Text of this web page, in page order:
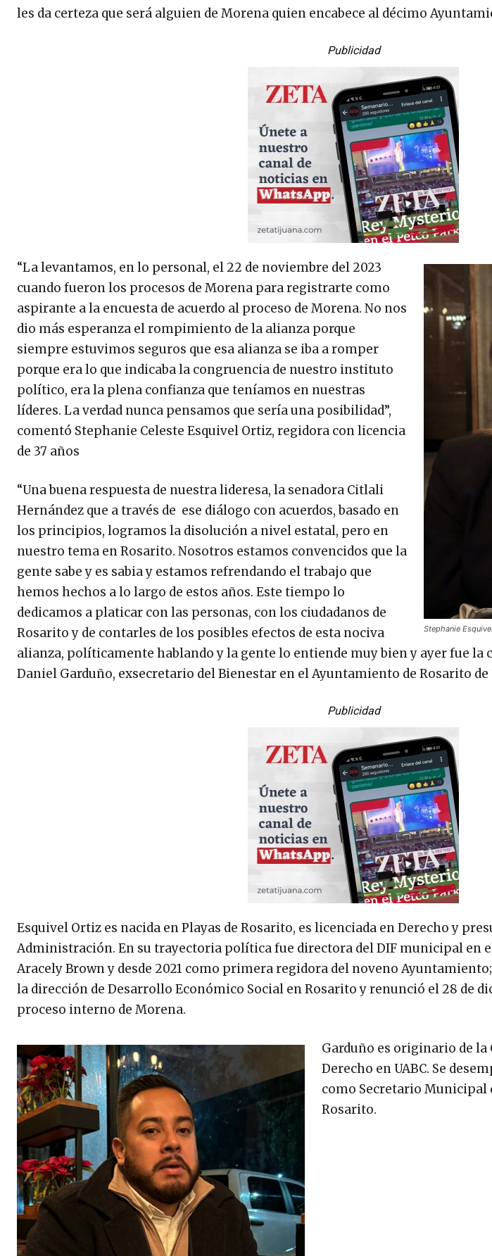
les da certeza que será alguien de Morena quien encabece al décimo
Publicidad
Stephanie
“La levantamos, en lo personal, el 22 de noviembre del 2023
cuando fueron los procesos de Morena para registrarte como
aspirante a la encuesta de acuerdo al proceso de Morena. No nos
dio más esperanza el rompimiento de la alianza porque
siempre estuvimos seguros que esa alianza se iba a romper
porque era lo que indicaba la congruencia de nuestro instituto
político, era la plena confianza que teníamos en nuestras
líderes. La verdad nunca pensamos que sería una posibilidad”,
comentó Stephanie Celeste Esquivel Ortiz, regidora con licencia
de 37 años
“Una buena respuesta de nuestra lideresa, la senadora Citlali
Hernández que a través de ese diálogo con acuerdos, basado en
los principios, logramos la disolución a nivel estatal, pero en
nuestro tema en Rosarito. Nosotros estamos convencidos que la
gente sabe y es sabia y estamos refrendando el trabajo que
hemos hechos a lo largo de estos años. Este tiempo lo
dedicamos a platicar con las personas, con los ciudadanos de
Rosarito y de contarles de los posibles efectos de esta nociva
alianza, políticamente hablando y la gente lo entiende muy bien y ayer fue la
Daniel Garduño, exsecretario del Bienestar en el Ayuntamiento de Rosarito de
Publicidad
Esquivel Ortiz es nacida en Playas de Rosarito, es licenciada en Derecho y
Administración. En su trayectoria política fue directora del DIF municipal en
Aracely Brown y desde 2021 como primera regidora del noveno
la dirección de Desarrollo Económico Social en Rosarito y renunció el 28 de
proceso interno de Morena.
Garduño es originario de la
Derecho en UABC. Se
como Secretario Municipal
Rosarito.